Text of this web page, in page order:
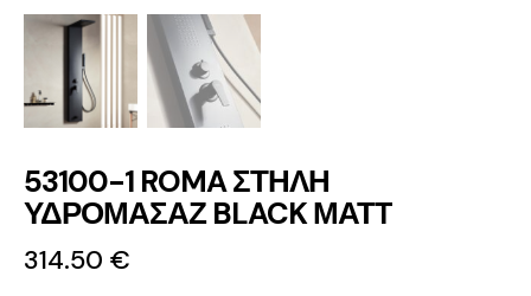
53100-1 ROMA ΣΤΗΛΗ
ΥΔΡΟΜΑΣΑΖ BLACK ΜΑΤT
314.50 €